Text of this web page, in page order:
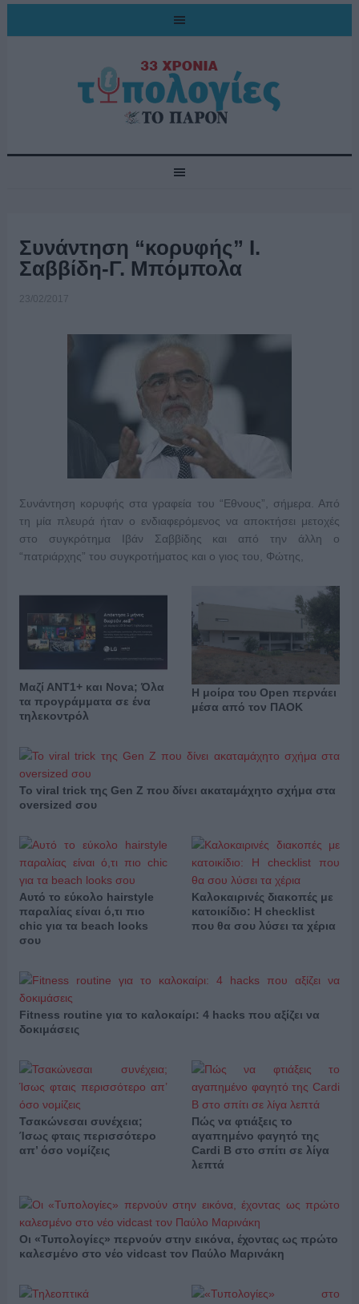
Συνάντηση “κορυφής” Ι.
Σαββίδη-Γ. Μπόμπολα
23/02/2017
Συνάντηση κορυφής στα γραφεία του “Εθνους”, σήμερα. Από
τη μία πλευρά ήταν ο ενδιαφερόμενος να αποκτήσει μετοχές
στο συγκρότημα Ιβάν Σαββίδης και από την άλλη ο
“πατριάρχης” του συγκροτήματος και ο γιος του, Φώτης,
Μαζί ΑΝΤ1+ και Nova; Όλα
τα προγράμματα σε ένα
τηλεκοντρόλ
Η μοίρα του Open περνάει
μέσα από τον ΠΑΟΚ
Το viral trick της Gen Z που δίνει ακαταμάχητο σχήμα στα
oversized σου
Αυτό το εύκολο hairstyle
παραλίας είναι ό,τι πιο
chic για τα beach looks
σου
Καλοκαιρινές διακοπές με
κατοικίδιο: Η checklist
που θα σου λύσει τα χέρια
Fitness routine για το καλοκαίρι: 4 hacks που αξίζει να
δοκιμάσεις
Τσακώνεσαι συνέχεια;
Ίσως φταις περισσότερο
απ’ όσο νομίζεις
Πώς να φτιάξεις το
αγαπημένο φαγητό της
Cardi B στο σπίτι σε λίγα
λεπτά
Οι «Τυπολογίες» περνούν στην εικόνα, έχοντας ως πρώτο
καλεσμένο στο νέο vidcast τον Παύλο Μαρινάκη